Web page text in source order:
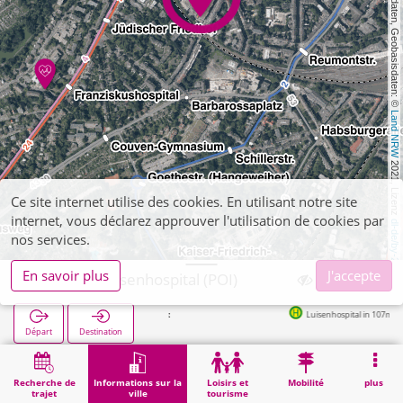
, Kartendaten, Geobasisdaten: ©
Land NRW
2021, Lizenz
dl-de/by-2-0
Recherche de
trajet
Informations sur la
ville
Loisirs et
tourisme
Mobilité plus
Aachen, Luisenhospital (POI)
Départ Destination
Luisenhospital in 107m
Démarrage Informations sur la ville Aachen, Luisenhospital (POI)
Ce site internet utilise des cookies. En utilisant notre site
internet, vous déclarez approuver l'utilisation de cookies par
nos services.
En savoir plus
J'accepte